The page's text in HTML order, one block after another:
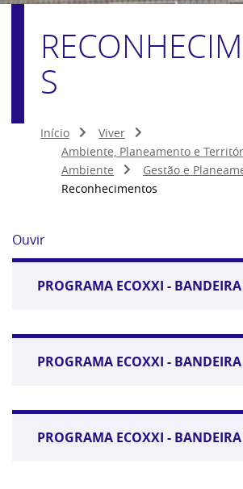
S
Início
Viver
Ambiente, Planeamento e
Ambiente
Gestão e
Reconhecimentos
Ouvir
PROGRAMA ECOXXI -
PROGRAMA ECOXXI -
PROGRAMA ECOXXI -